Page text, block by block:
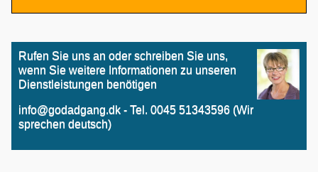
Rufen Sie uns an oder schreiben Sie uns,
wenn Sie weitere Informationen zu unseren
Dienstleistungen benötigen
info@godadgang.dk - Tel. 0045 51343596 (Wir
sprechen deutsch)